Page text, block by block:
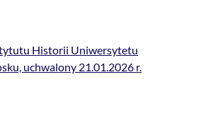
Historii Uniwersytetu
uchwalony 21.01.2026 r.